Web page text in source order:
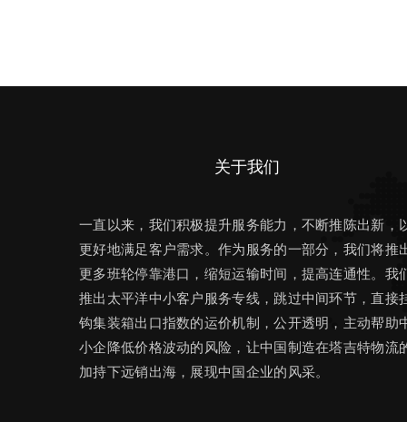
关于我们
一直以来，我们积极提升服务能力，不断推陈出新，
更好地满足客户需求。作为服务的一部分，我们将推
更多班轮停靠港口，缩短运输时间，提高连通性。我
推出太平洋中小客户服务专线，跳过中间环节，直接
钩集装箱出口指数的运价机制，公开透明，主动帮助
小企降低价格波动的风险，让中国制造在塔吉特物流
加持下远销出海，展现中国企业的风采。